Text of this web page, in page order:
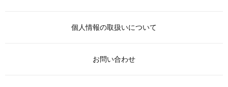
個人情報の取扱いについて
お問い合わせ